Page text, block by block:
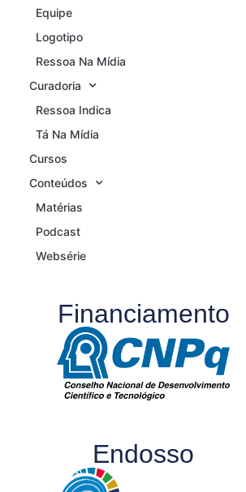
Equipe
Logotipo
Ressoa Na Mídia
Curadoria
Ressoa Indica
Tá Na Mídia
Cursos
Conteúdos
Matérias
Podcast
Websérie
Financiamento
Endosso